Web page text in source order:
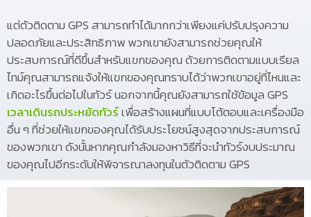
แต่ตัวติดตาม GPS สามารถทำได้มากกว่าเพียงแค่ปรับปรุงความ
ปลอดภัยและประสิทธิภาพ พวกเขายังสามารถช่วยคุณให้
ประสบการณ์ที่ดีขึ้นสำหรับแขกของคุณ ด้วยการติดตามแบบเรียล
ไทม์คุณสามารถแจ้งให้แขกของคุณทราบได้ว่าพวกเขาอยู่ที่ไหนและ
เกิดอะไรขึ้นต่อไปในทัวร์ นอกจากนี้คุณยังสามารถใช้ข้อมูล GPS
เวลาเดินรถประหยัดทัวร์เพื่อสร้างแผนที่แบบโต้ตอบและเครื่องมือ
อื่น ๆ ที่ช่วยให้แขกของคุณได้รับประโยชน์สูงสุดจากประสบการณ์
ของพวกเขา ดังนั้นหากคุณกำลังมองหาวิธีที่จะนำทัวร์งบประมาณ
ของคุณไปอีกระดับให้พิจารณาลงทุนในตัวติดตาม GPS